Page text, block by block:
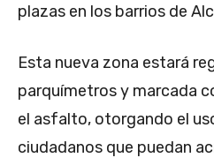
plazas en los barrios de
Esta nueva zona estará
parquímetros y marcada
el asfalto, otorgando el
ciudadanos que puedan